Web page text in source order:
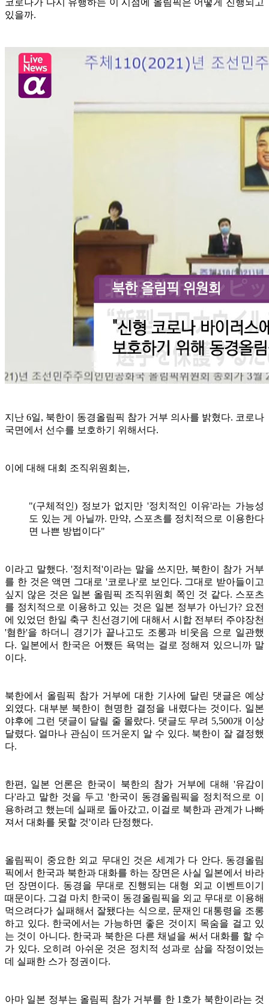
있을까.
지난 6일, 북한이 동경올림픽 참가 거부 의사를 밝혔다. 코로나
국면에서 선수를 보호하기 위해서다.
이에 대해 대회 조직위원회는,
"(구체적인) 정보가 없지만 '정치적인 이유'라는 가능성
도 있는 게 아닐까. 만약, 스포츠를 정치적으로 이용한다
면 나쁜 방법이다"
이라고 말했다. '정치적'이라는 말을 쓰지만, 북한이 참가 거부
를 한 것은 액면 그대로 '코로나'로 보인다. 그대로 받아들이고
싶지 않은 것은 일본 올림픽 조직위원회 쪽인 것 같다. 스포츠
를 정치적으로 이용하고 있는 것은 일본 정부가 아닌가? 요전
에 있었던 한일 축구 친선경기에 대해서 시합 전부터 주야장천
'혐한'을 하더니 경기가 끝나고도 조롱과 비웃음 으로 일관했
다. 일본에서 한국은 어쨌든 욕먹는 걸로 정해져 있으니까 말
이다.
북한에서 올림픽 참가 거부에 대한 기사에 달린 댓글은 예상
외였다. 대부분 북한이 현명한 결정을 내렸다는 것이다. 일본
야후에 그런 댓글이 달릴 줄 몰랐다. 댓글도 무려 5,500개 이상
달렸다. 얼마나 관심이 뜨거운지 알 수 있다. 북한이 잘 결정했
다.
한편, 일본 언론은 한국이 북한의 참가 거부에 대해 '유감이
다'라고 말한 것을 두고 '한국이 동경올림픽을 정치적으로 이
용하려고 했는데 실패로 돌아갔고, 이걸로 북한과 관계가 나빠
져서 대화를 못할 것'이라 단정했다.
올림픽이 중요한 외교 무대인 것은 세계가 다 안다. 동경올림
픽에서 한국과 북한과 대화를 하는 장면은 사실 일본에서 바라
던 장면이다. 동경을 무대로 진행되는 대형 외교 이벤트이기
때문이다. 그걸 마치 한국이 동경올림픽을 외교 무대로 이용해
먹으려다가 실패해서 잘됐다는 식으로, 문재인 대통령을 조롱
하고 있다. 한국에서는 가능하면 좋은 것이지 목숨을 걸고 있
는 것이 아니다. 한국과 북한은 다른 채널을 써서 대화를 할 수
가 있다. 오히려 아쉬운 것은 정치적 성과로 삼을 작정이었는
데 실패한 스가 정권이다.
아마 일본 정부는 올림픽 참가 거부를 한 1호가 북한이라는 것